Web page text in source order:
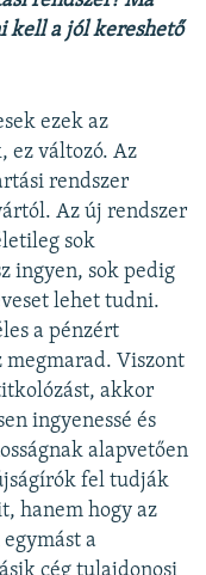
kell a jól kereshető
ezek az
ez változó. Az
rendszer
Az új rendszer
sok
ingyen, sok pedig
lehet tudni.
a pénzért
Viszont
akkor
ingyenessé és
alapvetően
fel tudják
hanem hogy az
a